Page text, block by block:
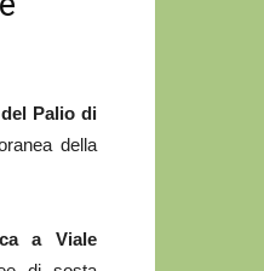
Palio di
della
a Viale